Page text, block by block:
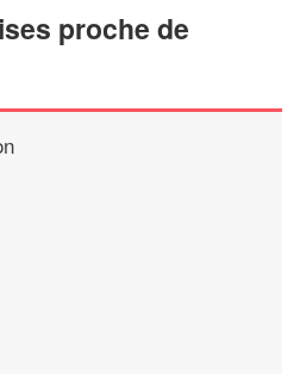
proche de